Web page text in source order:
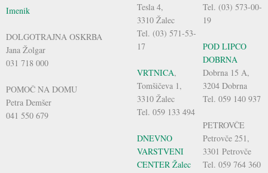
Imenik
DOLGOTRAJNA OSKRBA
Jana Žolgar
031 718 000
POMOČ NA DOMU
Petra Demšer
041 550 679
Tesla 4,
3310 Žalec
Tel. (03) 571-53-
17
VRTNICA,
Tomšičeva 1,
3310 Žalec
Tel. 059 133 494
DNEVNO
VARSTVENI
CENTER Žalec
Tel. (03) 573-00-
19
POD LIPCO
DOBRNA
Dobrna 15 A,
3204 Dobrna
Tel. 059 140 937
PETROVČE
Petrovče 251,
3301 Petrovče
Tel. 059 764 360